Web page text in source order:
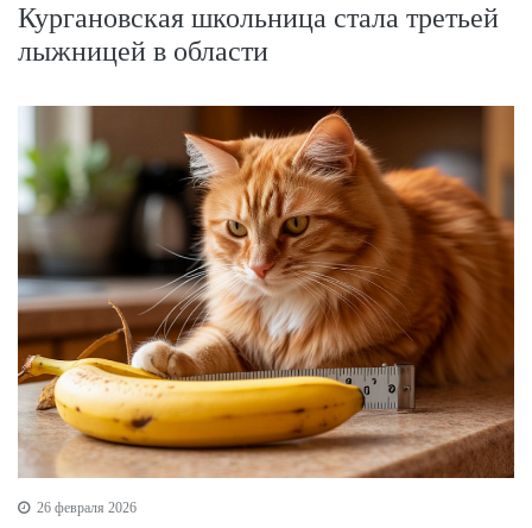
Кургановская школьница стала третьей
лыжницей в области
26 февраля 2026